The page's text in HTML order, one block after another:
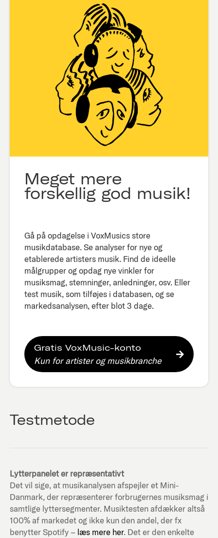
Meget mere
forskellig god musik!
Gå på opdagelse i VoxMusics store
musikdatabase. Se analyser for nye og
etablerede artisters musik. Find de ideelle
målgrupper og opdag nye vinkler for
musiksmag, stemninger, anledninger, osv. Eller
test musik, som tilføjes i databasen, og se
markedsanalysen, efter blot 3 dage.​
Gratis VoxMusic-konto
Kun for artister og musikbranche
Testmetode
Lytterpanelet er repræsentativt
Det vil sige, at musikanalysen afspejler et Mini-
Danmark, der repræsenterer forbrugernes musiksmag i
samtlige lyttersegmenter. Musiktesten afdækker altså
100% af markedet og ikke kun den andel, der fx
benytter Spotify – læs mere her. Det er den enkelte